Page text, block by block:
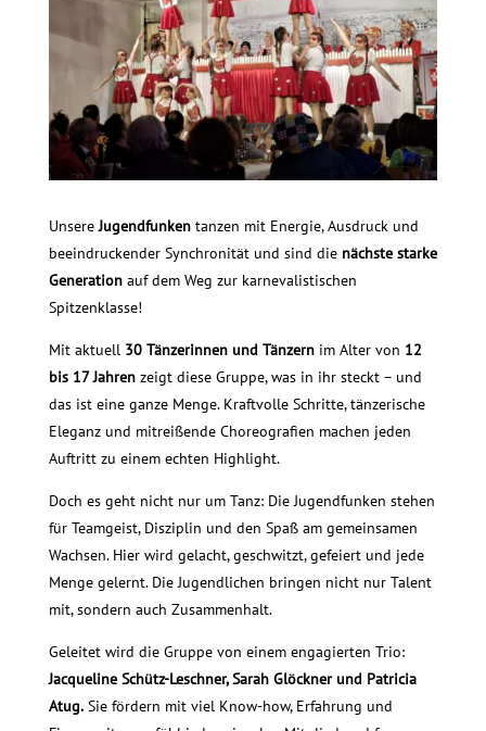
UnsereJugendfunkentanzen mit Energie, Ausdruck und
beeindruckender Synchronität und sind die nächste starke
Generationauf dem Weg zur karnevalistischen
Spitzenklasse!
Mit aktuell 30 Tänzerinnen und Tänzernim Alter von 12
bis 17 Jahrenzeigt diese Gruppe, was in ihr steckt – und
das ist eine ganze Menge. Kraftvolle Schritte, tänzerische
Eleganz und mitreißende Choreografien machen jeden
Auftritt zu einem echten Highlight.
Doch es geht nicht nur um Tanz: Die Jugendfunken stehen
für Teamgeist, Disziplin und den Spaß am gemeinsamen
Wachsen. Hier wird gelacht, geschwitzt, gefeiert und jede
Menge gelernt. Die Jugendlichen bringen nicht nur Talent
mit, sondern auch Zusammenhalt.
Geleitet wird die Gruppe von einem engagierten Trio:
Jacqueline Schütz-Leschner, Sarah Glöckner und Patricia
Atug.Sie fördern mit viel Know-how, Erfahrung und